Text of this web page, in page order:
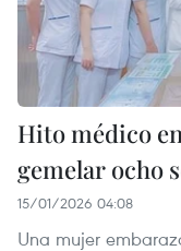
Hito médico
gemelar ocho
15/01/2026 04:08
Una mujer